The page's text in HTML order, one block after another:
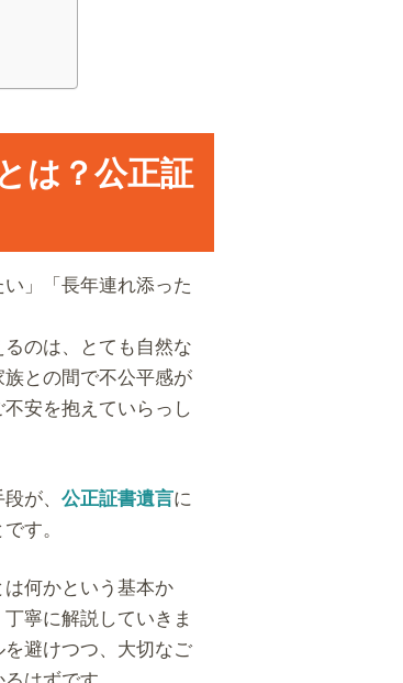
は？公正証
」「長年連れ添った
のは、とても自然な
との間で不公平感が
安を抱えていらっし
が、 公正証書遺言に
す。
何かという基本か
寧に解説していきま
避けつつ、大切なご